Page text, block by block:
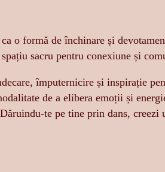
o formă de închinare și
sacru pentru conexiune și
împuternicire și inspirație
de a elibera emoții și
te pe tine prin dans, creezi